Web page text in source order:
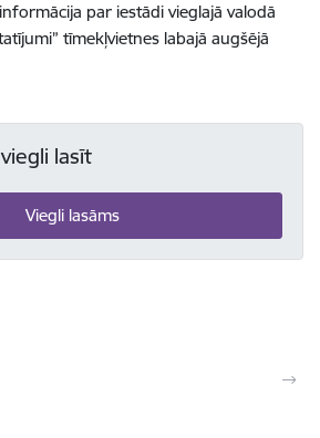
par iestādi vieglajā valodā
tīmekļvietnes labajā augšējā
lasīt
Viegli lasāms